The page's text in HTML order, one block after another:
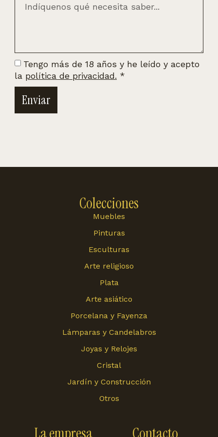
Tengo más de 18 años y he leído y acepto
la política de privacidad. *
Enviar
Colecciones
Muebles
Pinturas
Esculturas
Arte religioso
Plata
Arte asiático
Porcelana y Fayenza
Lámparas y Candelabros
Joyas y Relojes
Cristal
Jardín y Construcción
Otros